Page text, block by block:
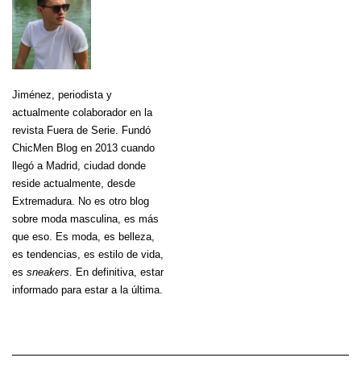
Jiménez , periodista y
actualmente colaborador en la
revista Fuera de Serie. Fundó
ChicMen Blog en 2013 cuando
llegó a Madrid, ciudad donde
reside actualmente, desde
Extremadura. No es otro blog
sobre moda masculina, es más
que eso. Es moda, es belleza,
es tendencias, es estilo de vida,
es sneakers . En definitiva, estar
informado para estar a la última.